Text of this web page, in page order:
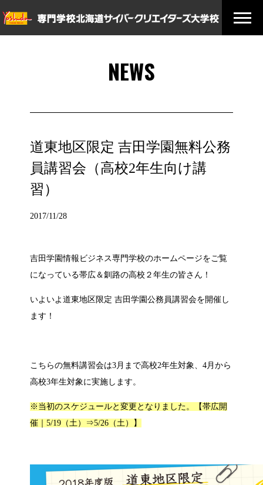
NEWS
道東地区限定 吉田学園無料公務
員講習会（高校2年生向け講
習）
2017/11/28
吉田学園情報ビジネス専門学校のホームページをご覧
になっている帯広＆釧路の高校２年生の皆さん！
いよいよ道東地区限定 吉田学園公務員講習会を開催し
ます！
こちらの無料講習会は3月まで高校2年生対象、4月から
高校3年生対象に実施します。
※当初のスケジュールと変更となりました。【帯広開
催｜5/19（土）⇒5/26（土）】